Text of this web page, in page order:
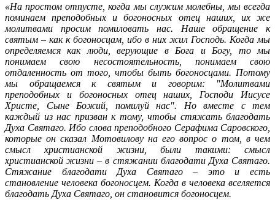
«На простом отпусте, когда мы служим молебны, мы всегда
поминаем преподобных и богоносных отец наших, их же
молитвами просим помиловать нас. Наше обращение к
святым – как к богоносцам, ибо в них жил Господь. Когда мы
определяемся как люди, верующие в Бога и Богу, то мы
понимаем свою несостоятельность, понимаем свою
отдаленность от того, чтобы быть богоносцами. Потому
мы обращаемся к святым и говорим: "Молитвами
преподобных и богоносных отец наших, Господи Иисусе
Христе, Сыне Божий, помилуй нас". Но вместе с тем
каждый из нас призван к тому, чтобы стяжать благодать
Духа Святаго. Ибо слова преподобного Серафима Саровского,
которые он сказал Мотовилову на его вопрос о том, в чем
смысл христианской жизни, были такими: смысл
христианской жизни – в стяжании благодати Духа Святаго.
Стяжание благодати Духа Святаго – это и есть
становление человека богоносцем. Когда в человека вселяется
благодать Духа Святаго, он становится богоносцем.